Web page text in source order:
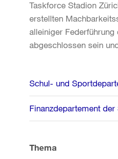
Taskforce Stadion
erstellten
alleiniger
abgeschlossen sein
Weitere
Schul- und
Finanzdepartement
Thema